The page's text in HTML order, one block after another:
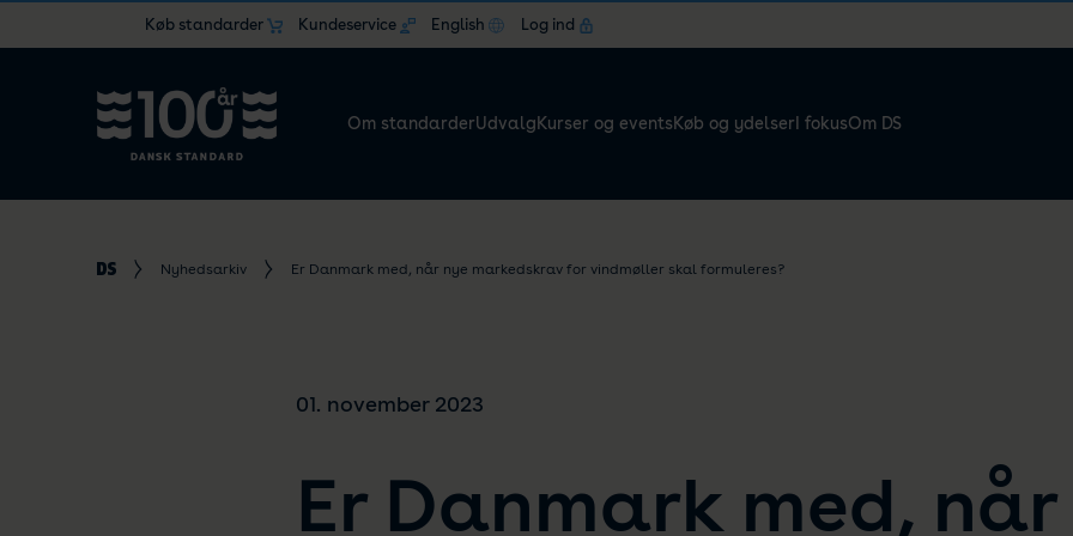
Køb standarder Kundeservice English Log ind
Om standarderUdvalgKurser og eventsKøb og ydelser I fokusOm DS
Nyhedsarkiv Er Danmark med, når nye markedskrav for vindmøller skal formuleres?
01. november 2023
Er Danmark med,